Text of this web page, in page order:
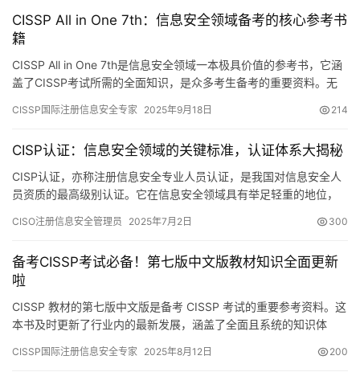
CISSP All in One 7th：信息安全领域备考的核心参考书
籍
CISSP All in One 7th是信息安全领域一本极具价值的参考书，它涵
盖了CISSP考试所需的全面知识，是众多考生备考的重要资料。无
CISSP国际注册信息安全专家 2025年9月18日 214
CISP认证：信息安全领域的关键标准，认证体系大揭秘
CISP认证，亦称注册信息安全专业人员认证，是我国对信息安全人
员资质的最高级别认证。它在信息安全领域具有举足轻重的地位，
CISO注册信息安全管理员 2025年7月2日 300
备考CISSP考试必备！第七版中文版教材知识全面更新
啦
CISSP 教材的第七版中文版是备考 CISSP 考试的重要参考资料。这
本书及时更新了行业内的最新发展，涵盖了全面且系统的知识体
CISSP国际注册信息安全专家 2025年8月12日 200